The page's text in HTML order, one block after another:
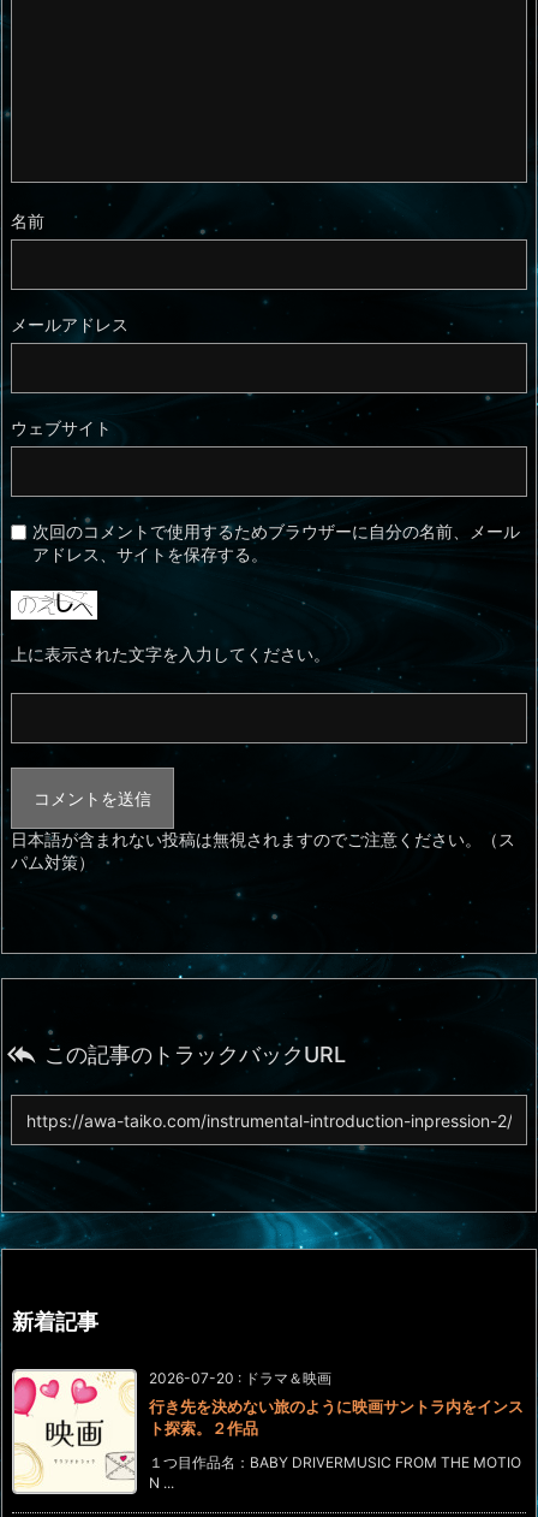
名前
メールアドレス
ウェブサイト
次回のコメントで使用するためブラウザーに自分の名前、メール
アドレス、サイトを保存する。
上に表示された文字を入力してください。
日本語が含まれない投稿は無視されますのでご注意ください。（ス
パム対策）
 この記事のトラックバックURL
新着記事
2026-07-20 : ドラマ＆映画
行き先を決めない旅のように映画サントラ内をインス
ト探索。２作品
１つ目作品名：BABY DRIVERMUSIC FROM THE MOTIO
N ...